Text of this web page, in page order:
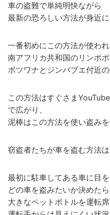
車の盗難で単純明快ながら
最新の恐ろしい方法が身近に
一番初めにこの方法が使わ
南アフリカ共和国のリンポ
ボツワナとジンバブエ付近の
この方法はすぐさま
で広がり、
泥棒はこの方法を使い盗みを
窃盗者たちが車を盗む方法は
最初に駐車してある車に目を
どの車を盗みたいか決めたら
大きなペットボトルを運転